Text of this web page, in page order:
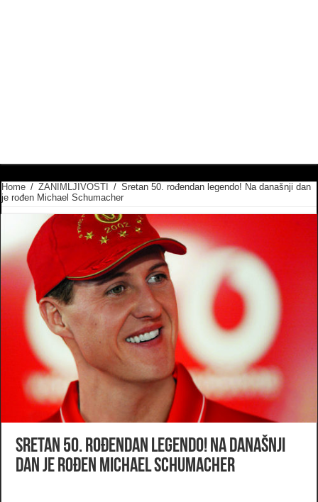
Home / ZANIMLJIVOSTI / Sretan 50. rođendan legendo! Na današnji dan
je rođen Michael Schumacher
Sretan 50. rođendan legendo! Na današnji
dan je rođen Michael Schumacher